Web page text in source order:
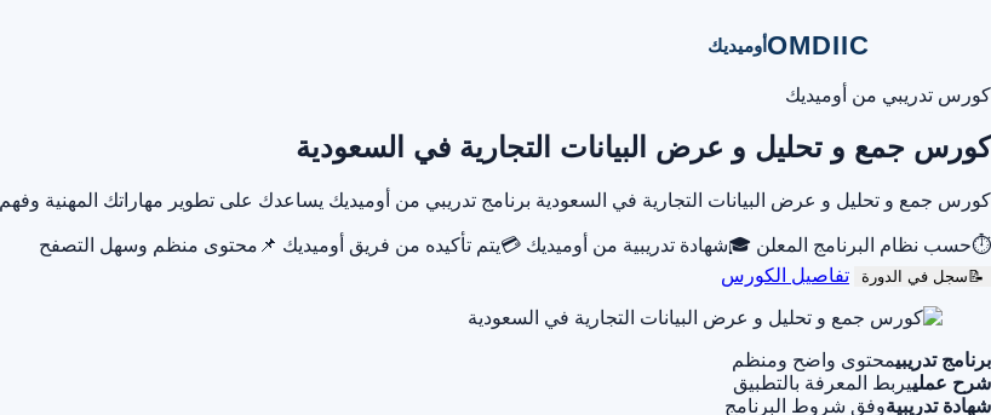
OMDIICأوميديك
كورس تدريبي من أوميديك
كورس جمع و تحليل و عرض البيانات التجارية في السعودية
كورس جمع و تحليل و عرض البيانات التجارية في السعودية برنامج تدريبي من أوميديك يساعدك على تطوير مهاراتك
⏱حسب نظام البرنامج المعلن 🎓شهادة تدريبية من أوميديك 💳يتم تأكيده من فريق أوميديك 📌 محتوى منظم وسهل التصفح
📝 سجل في الدورة تفاصيل الكورس
برنامج تدريبيمحتوى واضح ومنظم
شرح عملييربط المعرفة بالتطبيق
شهادة تدريبيةوفق شروط البرنامج